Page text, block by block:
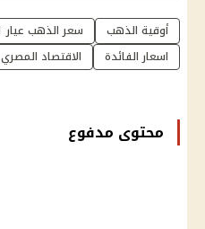
أوقية الذهب سعر الذهب عيار 21
اسعار الفائدة
الاقتصاد المصري
محتوى مدفوع